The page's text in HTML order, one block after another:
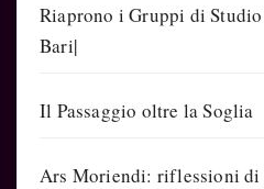
Riaprono i Gruppi di Studio
Bari|
Il Passaggio oltre la Soglia
Ars Moriendi: riflessioni di